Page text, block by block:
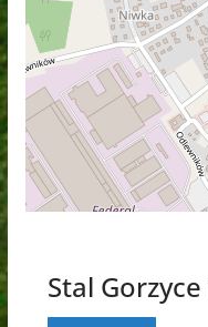
Stal